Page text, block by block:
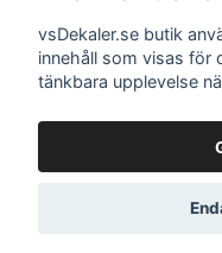
Sociala medier
© 2026 Dekaler för
vsDekaler.se butik
innehåll som visas för
tänkbara upplevelse